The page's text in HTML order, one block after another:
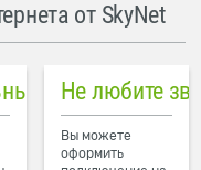
от SkyNet
пинг в городе
Не любите
Вы можете
оформить